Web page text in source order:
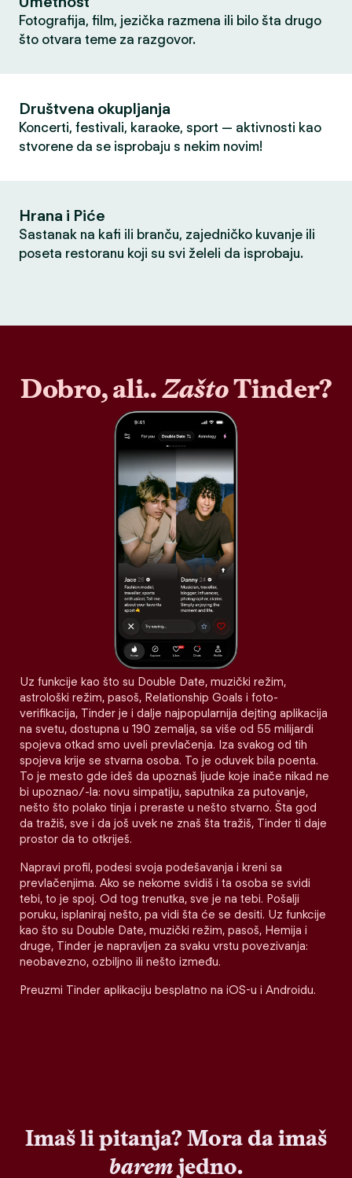
Fotografija, film, jezička razmena ili bilo šta drugo
što otvara teme za razgovor.
Društvena okupljanja
Koncerti, festivali, karaoke, sport — aktivnosti kao
stvorene da se isprobaju s nekim novim!
Hrana i Piće
Sastanak na kafi ili branču, zajedničko kuvanje ili
poseta restoranu koji su svi želeli da isprobaju.
Dobro, ali..ZaštoTinder?
Uz funkcije kao što su Double Date, muzički režim,
astrološki režim, pasoš, Relationship Goals i foto-
verifikacija, Tinder je i dalje najpopularnija dejting aplikacija
na svetu, dostupna u 190 zemalja, sa više od 55 milijardi
spojeva otkad smo uveli prevlačenja. Iza svakog od tih
spojeva krije se stvarna osoba. To je oduvek bila poenta.
To je mesto gde ideš da upoznaš ljude koje inače nikad ne
bi upoznao/-la: novu simpatiju, saputnika za putovanje,
nešto što polako tinja i preraste u nešto stvarno. Šta god
da tražiš, sve i da još uvek ne znaš šta tražiš, Tinder ti daje
prostor da to otkriješ.
Napravi profil, podesi svoja podešavanja i kreni sa
prevlačenjima. Ako se nekome svidiš i ta osoba se svidi
tebi, to je spoj. Od tog trenutka, sve je na tebi. Pošalji
poruku, isplaniraj nešto, pa vidi šta će se desiti. Uz funkcije
kao što su Double Date, muzički režim, pasoš, Hemija i
druge, Tinder je napravljen za svaku vrstu povezivanja:
neobavezno, ozbiljno ili nešto između.
Preuzmi Tinder aplikaciju besplatno na iOS-u i Androidu.
Imaš li pitanja? Mora da imaš
baremjedno.